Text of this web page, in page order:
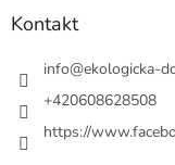
Kontakt
info@ekologicka-
+420608628508
https://